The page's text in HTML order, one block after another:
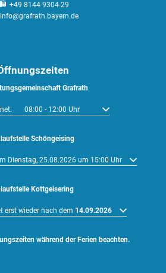
+49 8144 9304-29
info@grafrath.bayern.de
Grafrath
Öffnungs- oder Schließzeiten auszublenden
08:00 - 12:00 Uhr Von 08:00 bis 12:00
Schöngeising
oder Schließzeiten auszublenden
Dienstag, 25.08.2026 um 15:00 Uhr
Kottgeisering
oder Schließzeiten auszublenden
erst wieder nach dem 14.09.2026
während der Ferien beachten.